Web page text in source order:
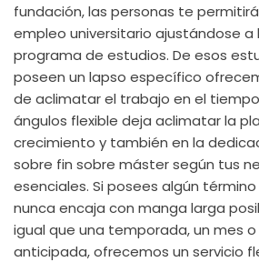
fundación, las personas te
empleo universitario ajustándose a
programa de estudios. De esos
poseen un lapso específico
de aclimatar el trabajo en el
ángulos flexible deja aclimatar la
crecimiento y también en la
sobre fin sobre máster según tus
esenciales. Si posees algún
nunca encaja con manga larga
igual que una temporada, un mes
anticipada, ofrecemos un servicio